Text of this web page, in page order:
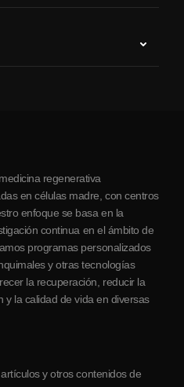
regenerativa
en células madre, con centros
enfoque se basa en la
continua en el ámbito de
programas personalizados
y otras tecnologías
la recuperación, reducir la
y la calidad de vida en diversas
y otros contenidos de